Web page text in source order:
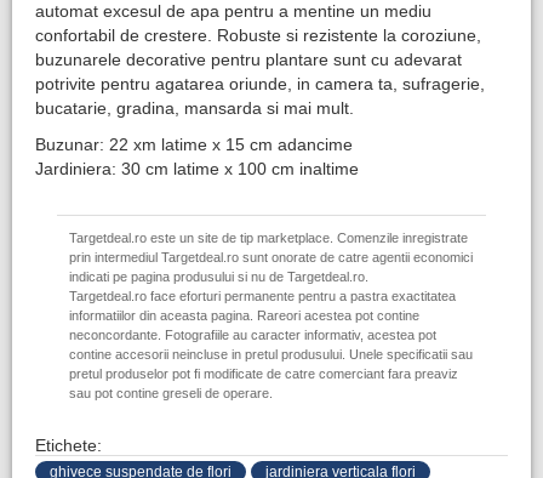
automat excesul de apa pentru a mentine un mediu
confortabil de crestere. Robuste si rezistente la coroziune,
buzunarele decorative pentru plantare sunt cu adevarat
potrivite pentru agatarea oriunde, in camera ta, sufragerie,
bucatarie, gradina, mansarda si mai mult.
Buzunar: 22 xm latime x 15 cm adancime
Jardiniera: 30 cm latime x 100 cm inaltime
Targetdeal.ro este un site de tip marketplace. Comenzile inregistrate
prin intermediul Targetdeal.ro sunt onorate de catre agentii economici
indicati pe pagina produsului si nu de Targetdeal.ro.
Targetdeal.ro face eforturi permanente pentru a pastra exactitatea
informatiilor din aceasta pagina. Rareori acestea pot contine
neconcordante. Fotografiile au caracter informativ, acestea pot
contine accesorii neincluse in pretul produsului. Unele specificatii sau
pretul produselor pot fi modificate de catre comerciant fara preaviz
sau pot contine greseli de operare.
Etichete:
ghivece suspendate de flori jardiniera verticala flori